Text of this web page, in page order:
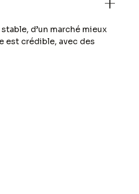
d’un marché mieux
est crédible, avec des